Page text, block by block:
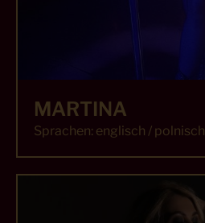
MARTINA
Sprachen: englisch / polnisch